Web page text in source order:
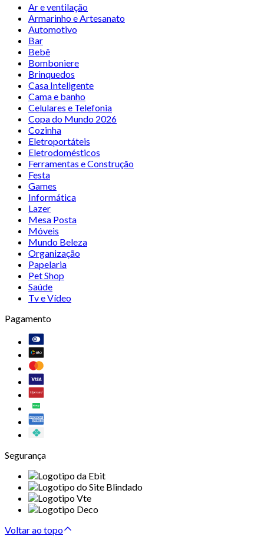
Ar e ventilação
Armarinho e Artesanato
Automotivo
Bar
Bebê
Bomboniere
Brinquedos
Casa Inteligente
Cama e banho
Celulares e Telefonia
Copa do Mundo 2026
Cozinha
Eletroportáteis
Eletrodomésticos
Ferramentas e Construção
Festa
Games
Informática
Lazer
Mesa Posta
Móveis
Mundo Beleza
Organização
Papelaria
Pet Shop
Saúde
Tv e Vídeo
Pagamento
Segurança
Voltar ao topo